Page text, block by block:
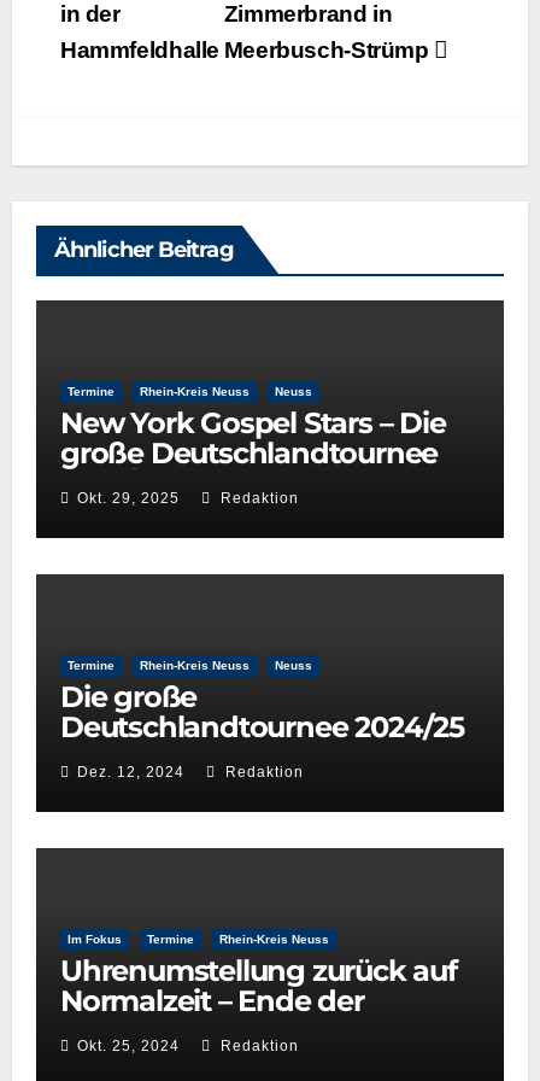
Zimmerbrand in
Meerbusch-Strümp
in der
Hammfeldhalle
Ähnlicher Beitrag
Termine Rhein-Kreis Neuss Neuss
New York Gospel Stars – Die
große Deutschlandtournee
2025/26
Okt. 29, 2025 Redaktion
Termine Rhein-Kreis Neuss Neuss
Die große
Deutschlandtournee 2024/25
– New York Gospel Stars
Dez. 12, 2024 Redaktion
Im Fokus Termine Rhein-Kreis Neuss
Uhrenumstellung zurück auf
Normalzeit – Ende der
Sommerzeit
Okt. 25, 2024 Redaktion